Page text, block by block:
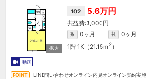
102 5.6万円
3,000円
敷 0ヶ月 礼
0ヶ月
1階 1K（21.15ｍ 2）
動画
LINE問い合わせオンライン内見オンライン契約実